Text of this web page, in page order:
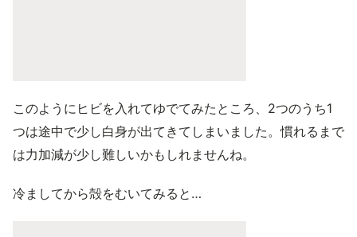
このようにヒビを入れてゆでてみたところ、2つのうち1
つは途中で少し白身が出てきてしまいました。慣れるまで
は力加減が少し難しいかもしれませんね。
冷ましてから殻をむいてみると…